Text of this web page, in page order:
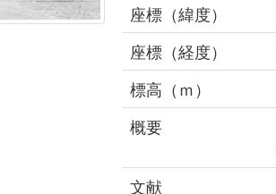
座標（緯度）
座標（経度）
標高（ｍ）
概要
文献